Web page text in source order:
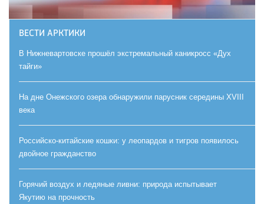
ВЕСТИ АРКТИКИ
В Нижневартовске прошёл экстремальный каникросс «Дух
тайги»
На дне Онежского озера обнаружили парусник середины XVIII
века
Российско-китайские кошки: у леопардов и тигров появилось
двойное гражданство
Горячий воздух и ледяные ливни: природа испытывает
Якутию на прочность